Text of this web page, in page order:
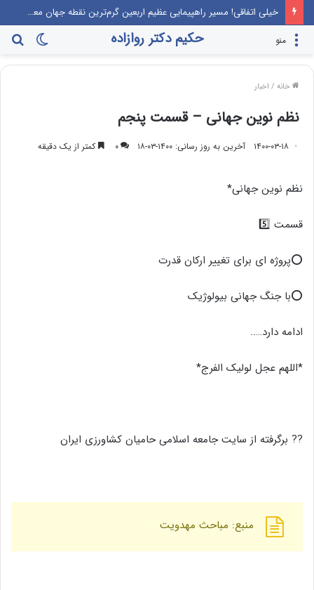
خیلی اتفاقی! مسیر راهپیمایی عظیم اربعین گرم‌ترین نقطه جهان معرفی می‌شود!
تغییر
پوسته
حکیم دکتر روازاده منو
خانه / اخبار
نظم نوین جهانی – قسمت پنجم
۱۴۰۰-۰۳-۱۸ آخرین به روز رسانی: ۱۴۰۰-۰۳-۱۸ ۰ کمتر از یک دقیقه
نظم نوین جهانی*
قسمت 5️⃣
⭕️پروژه ای برای تغییر ارکان قدرت
⭕️با جنگ جهانی بیولوژیک
ادامه دارد…..
*اللهم عجل لولیک الفرج*
?? برگرفته از سایت جامعه اسلامی حامیان کشاورزی ایران
منبع: مباحث مهدویت